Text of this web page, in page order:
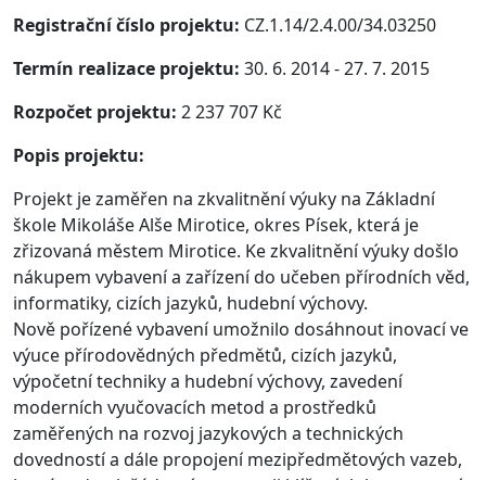
Registrační číslo projektu: CZ.1.14/2.4.00/34.03250
Termín realizace projektu: 30. 6. 2014 - 27. 7. 2015
Rozpočet projektu: 2 237 707 Kč
Popis projektu:
Projekt je zaměřen na zkvalitnění výuky na Základní
škole Mikoláše Alše Mirotice, okres Písek, která je
zřizovaná městem Mirotice. Ke zkvalitnění výuky došlo
nákupem vybavení a zařízení do učeben přírodních věd,
informatiky, cizích jazyků, hudební výchovy.
Nově pořízené vybavení umožnilo dosáhnout inovací ve
výuce přírodovědných předmětů, cizích jazyků,
výpočetní techniky a hudební výchovy, zavedení
moderních vyučovacích metod a prostředků
zaměřených na rozvoj jazykových a technických
dovedností a dále propojení mezipředmětových vazeb,